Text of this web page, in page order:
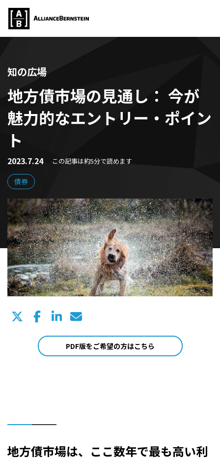
知の広場
地方債市場の見通し： 今が
魅力的なエントリー・ポイン
ト
2023.7.24 この記事は約5分で読めます
債券
PDF版をご希望の方はこちら
地方債市場は、ここ数年で最も高い利